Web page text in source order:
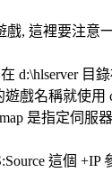
戲, 這裡要注意
d:\hlserver 目
戲名稱就使用
是指定伺服
這個 +IP